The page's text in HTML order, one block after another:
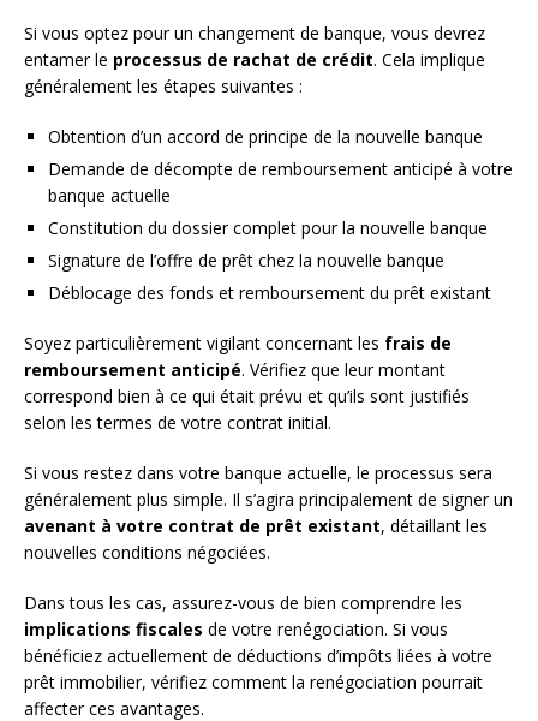
Si vous optez pour un changement de banque, vous devrez
entamer le processus de rachat de crédit. Cela implique
généralement les étapes suivantes :
Obtention d’un accord de principe de la nouvelle banque
Demande de décompte de remboursement anticipé à votre
banque actuelle
Constitution du dossier complet pour la nouvelle banque
Signature de l’offre de prêt chez la nouvelle banque
Déblocage des fonds et remboursement du prêt existant
Soyez particulièrement vigilant concernant les frais de
remboursement anticipé. Vérifiez que leur montant
correspond bien à ce qui était prévu et qu’ils sont justifiés
selon les termes de votre contrat initial.
Si vous restez dans votre banque actuelle, le processus sera
généralement plus simple. Il s’agira principalement de signer un
avenant à votre contrat de prêt existant, détaillant les
nouvelles conditions négociées.
Dans tous les cas, assurez-vous de bien comprendre les
implications fiscales de votre renégociation. Si vous
bénéficiez actuellement de déductions d’impôts liées à votre
prêt immobilier, vérifiez comment la renégociation pourrait
affecter ces avantages.